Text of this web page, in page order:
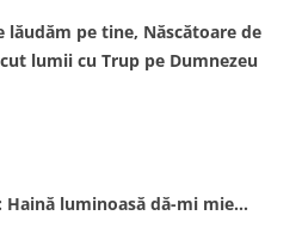
lăudăm pe tine, Născătoare de
lumii cu Trup pe Dumnezeu
Haină luminoasă dă-mi mie…